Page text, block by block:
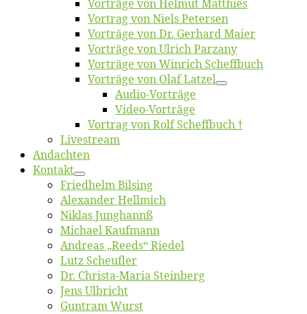
Vor­trä­ge von Hel­mut Matthies
Vor­trag von Niels Petersen
Vor­trä­ge von Dr. Ger­hard Maier
Vor­trä­ge von Ul­rich Parzany
Vor­trä­ge von Win­rich Scheffbuch
Vor­trä­ge von Olaf Latzel
Au­dio-Vor­trä­ge
Vi­deo-Vor­trä­ge
Vor­trag von Rolf Scheffbuch †
Live­stream
An­dach­ten
Kon­takt
Fried­helm Bilsing
Alex­an­der Hellmich
Ni­klas Junghannß
Mi­cha­el Kaufmann
An­dre­as „Reeds“ Riedel
Lutz Scheuf­ler
Dr. Chris­­ta-Ma­ria Steinberg
Jens Ulb­richt
Gun­tram Wurst